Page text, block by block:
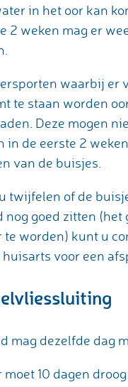
in het oor kan
2 weken mag er
waarbij er
te staan worden
Deze mogen
in de eerste 2
van de buisjes.
twijfelen of de
nog goed zitten (het
te worden) kunt u
voor een
mag dezelfde dag
moet 10 dagen